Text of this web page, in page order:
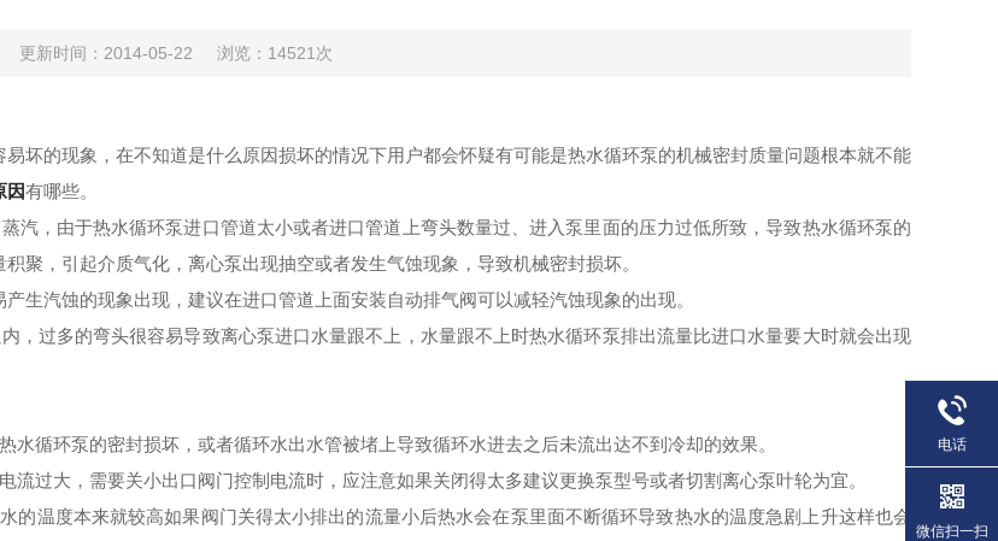
更新时间：2014-05-22 浏览：14521次
坏的现象，在不知道是什么原因损坏的情况下用户都会怀疑有可能是热水循环泵的机械密封质量问题根本就不能
因有哪些。
汽，由于热水循环泵进口管道太小或者进口管道上弯头数量过、进入泵里面的压力过低所致，导致热水循环泵的
聚，引起介质气化，离心泵出现抽空或者发生气蚀现象，导致机械密封损坏。
生汽蚀的现象出现，建议在进口管道上面安装自动排气阀可以减轻汽蚀现象的出现。
，过多的弯头很容易导致离心泵进口水量跟不上，水量跟不上时热水循环泵排出流量比进口水量要大时就会出现
循环泵的密封损坏，或者循环水出水管被堵上导致循环水进去之后未流出达不到冷却的效果。
过大，需要关小出口阀门控制电流时，应注意如果关闭得太多建议更换泵型号或者切割离心泵叶轮为宜。
的温度本来就较高如果阀门关得太小排出的流量小后热水会在泵里面不断循环导致热水的温度急剧上升这样也会
电话
微信扫一扫